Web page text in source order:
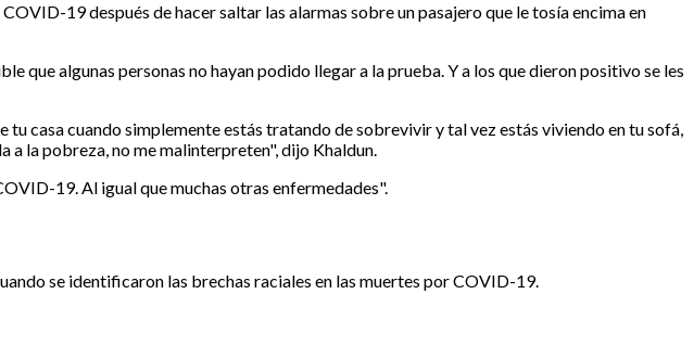
19 después de hacer saltar las alarmas sobre un pasajero que le tosía encima en
que algunas personas no hayan podido llegar a la prueba. Y a los que dieron positivo se les
casa cuando simplemente estás tratando de sobrevivir y tal vez estás viviendo en tu sofá,
a la pobreza, no me malinterpreten", dijo Khaldun.
19. Al igual que muchas otras enfermedades".
se identificaron las brechas raciales en las muertes por COVID-19.